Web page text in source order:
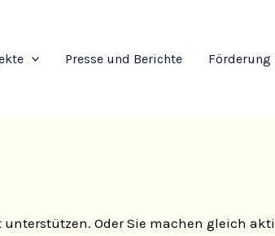
Presse und Berichte
unterstützen. Oder Sie machen gleich